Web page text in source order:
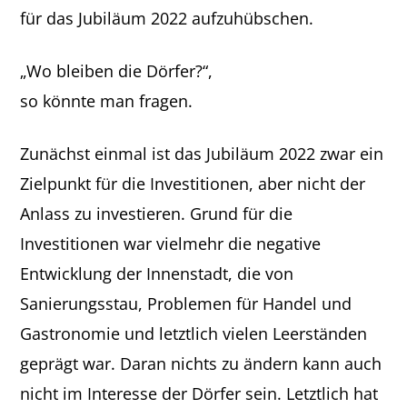
für das Jubiläum 2022 aufzuhübschen.
„Wo bleiben die Dörfer?“,
so könnte man fragen.
Zunächst einmal ist das Jubiläum 2022 zwar ein
Zielpunkt für die Investitionen, aber nicht der
Anlass zu investieren. Grund für die
Investitionen war vielmehr die negative
Entwicklung der Innenstadt, die von
Sanierungsstau, Problemen für Handel und
Gastronomie und letztlich vielen Leerständen
geprägt war. Daran nichts zu ändern kann auch
nicht im Interesse der Dörfer sein. Letztlich hat